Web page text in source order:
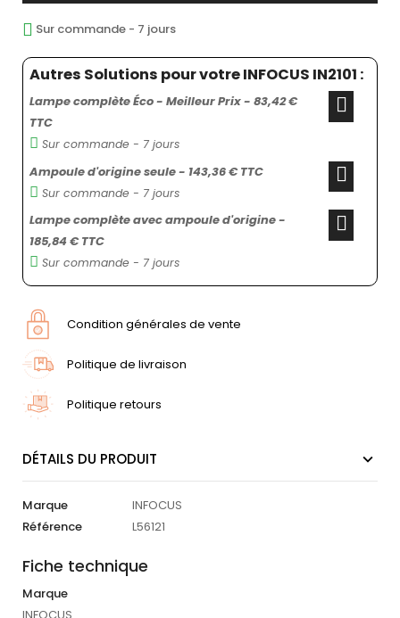
Sur commande - 7 jours
Autres Solutions pour votre INFOCUS IN2101 :
Lampe complète Éco - Meilleur Prix - 83,42 €
TTC
Sur commande - 7 jours
Ampoule d'origine seule - 143,36 € TTC
Sur commande - 7 jours
Lampe complète avec ampoule d'origine -
185,84 € TTC
Sur commande - 7 jours
Condition générales de vente
Politique de livraison
Politique retours
DÉTAILS DU PRODUIT
Marque
INFOCUS
Référence
L56121
Fiche technique
Marque